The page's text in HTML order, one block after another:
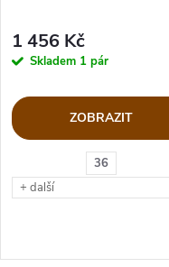
36
+ další
1 456 Kč
Skladem 1 pár
ZOBRAZIT